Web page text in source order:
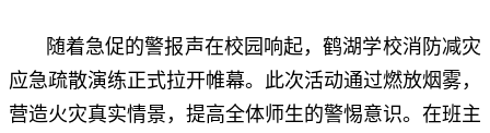
随着急促的警报声在校园响起，鹤湖学校消防减灾
应急疏散演练正式拉开帷幕。此次活动通过燃放烟雾，
营造火灾真实情景，提高全体师生的警惕意识。在班主